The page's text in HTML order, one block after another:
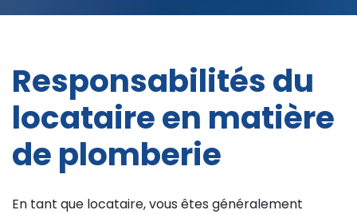
Responsabilités du
locataire en matière
de plomberie
En tant que locataire, vous êtes généralement